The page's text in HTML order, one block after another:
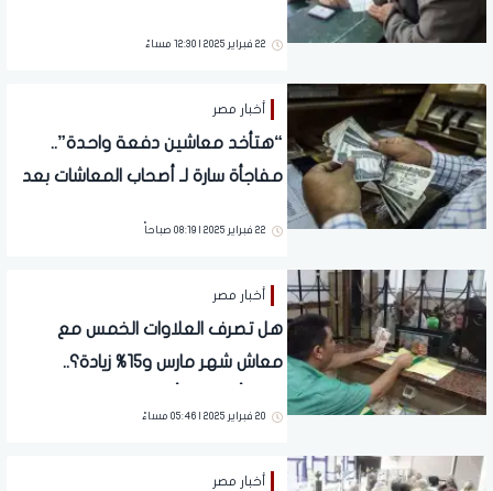
22 فبراير 2025 | 12:30 مساءً
أخبار مصر
“هتأخد معاشين دفعة واحدة”..
مفاجأة سارة لـ أصحاب المعاشات بعد
22 فبراير 2025 | 08:19 صباحاً
أخبار مصر
هل تصرف العلاوات الخمس مع
معاش شهر مارس و15% زيادة؟..
رمضان
20 فبراير 2025 | 05:46 مساءً
أخبار مصر